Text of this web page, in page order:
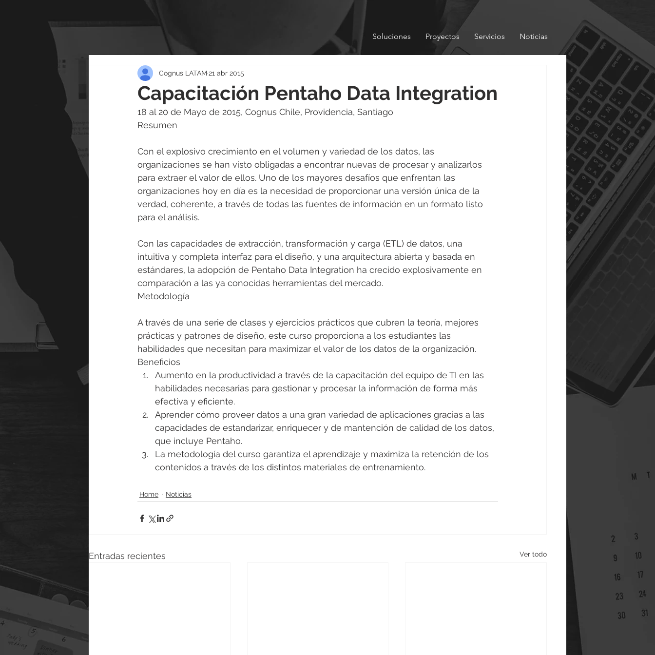
Soluciones Proyectos Servicios Noticias
Capacitación Pentaho Data Integration
Cognus LATAM 21 abr 2015
18 al 20 de Mayo de 2015, Cognus Chile, Providencia, Santiago
Resumen
Con el explosivo crecimiento en el volumen y variedad de los datos, las
organizaciones se han visto obligadas a encontrar nuevas de procesar y analizarlos
para extraer el valor de ellos. Uno de los mayores desafíos que enfrentan las
organizaciones hoy en día es la necesidad de proporcionar una versión única de la
verdad, coherente, a través de todas las fuentes de información en un formato listo
para el análisis.
Con las capacidades de extracción, transformación y carga (ETL) de datos, una
intuitiva y completa interfaz para el diseño, y una arquitectura abierta y basada en
estándares, la adopción de Pentaho Data Integration ha crecido explosivamente en
comparación a las ya conocidas herramientas del mercado.
Metodología
A través de una serie de clases y ejercicios prácticos que cubren la teoría, mejores
prácticas y patrones de diseño, este curso proporciona a los estudiantes las
habilidades que necesitan para maximizar el valor de los datos de la organización.
Beneficios
Aumento en la productividad a través de la capacitación del equipo de TI en las
habilidades necesarias para gestionar y procesar la información de forma más
efectiva y eficiente.
Aprender cómo proveer datos a una gran variedad de aplicaciones gracias a las
capacidades de estandarizar, enriquecer y de mantención de calidad de los datos,
que incluye Pentaho.
La metodología del curso garantiza el aprendizaje y maximiza la retención de los
contenidos a través de los distintos materiales de entrenamiento.
Home Noticias
Entradas recientes Ver todo